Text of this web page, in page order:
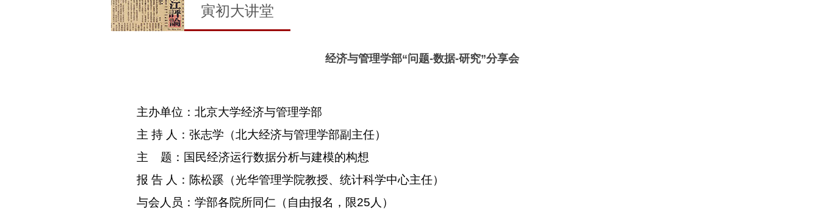
寅初大讲堂
经济与管理学部“问题-数据-研究”分享会
主办单位： 北京大学经济与管理学部
主 持 人： 张志学（北大经济与管理学部副主任）
主
题：国民经济运行数据分析与建模的构想
报 告 人：陈松蹊（光华管理学院教授、统计科学中心主任）
与会人员：学部各院所同仁（自由报名，限25 人）